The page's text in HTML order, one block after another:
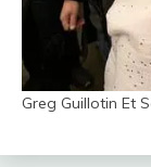
Greg Guillotin Et